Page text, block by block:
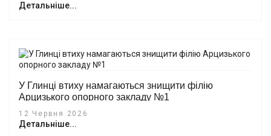
Детальніше...
У Глинці втиху намагаються знищити філію
Арцизького опорного закладу №1
12 Червня 2026
Детальніше...